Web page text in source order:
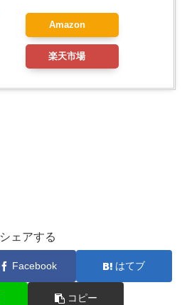
Amazon
楽天市場
シェアする
Facebook はてブ
コピー